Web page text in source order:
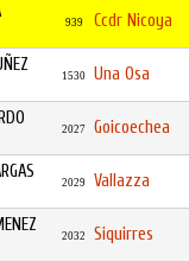
939 Ccdr Nicoya
1530 Una Osa
2027 Goicoechea
2029 Vallazza
2032 Siquirres